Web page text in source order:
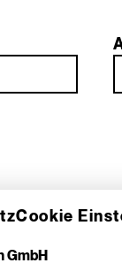
Cookie
GmbH